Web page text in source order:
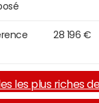
28 196 €
les plus riches